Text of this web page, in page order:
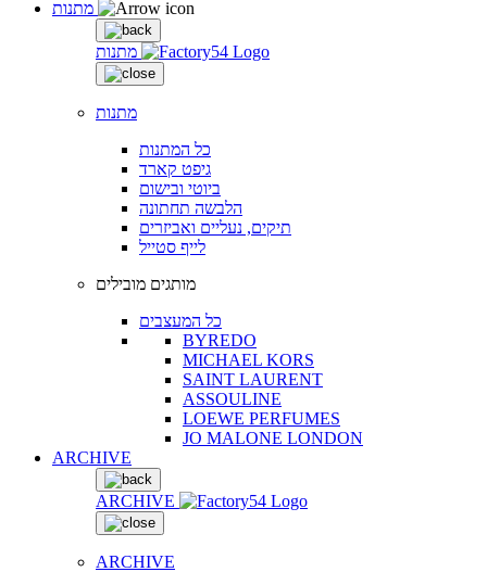
מתנות
מתנות
כל המתנות
גיפט קארד
ביוטי ובישום
הלבשה תחתונה
תיקים, נעליים ואביזרים
לייף סטייל
מותגים מובילים
כל המעצבים
BYREDO
MICHAEL KORS
SAINT LAURENT
ASSOULINE
LOEWE PERFUMES
JO MALONE LONDON
ARCHIVE
ARCHIVE
ARCHIVE